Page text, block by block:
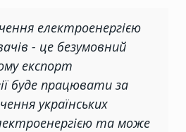
електроенергією
- це безумовний
експорт
буде працювати за
українських
та може